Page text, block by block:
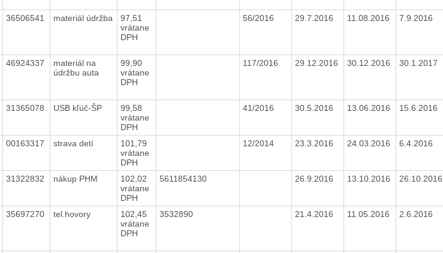
36506541 materiál údržba
97,51
vrátane
DPH
56/2016 29.7.2016 11.08.2016 7.9.2016
46924337
materiál na
údržbu auta
99,90
vrátane
DPH
117/2016 29.12.2016 30.12.2016 30.1.2017
31365078 USB kľúč-ŠP
99,58
vrátane
DPH
41/2016 30.5.2016 13.06.2016 15.6.2016
00163317 strava detí
101,79
vrátane
DPH
12/2014 23.3.2016 24.03.2016 6.4.2016
31322832 nákup PHM
102,02
vrátane
DPH
5611854130 26.9.2016 13.10.2016
35697270 tel.hovory
102,45
vrátane
DPH
3532890 21.4.2016 11.05.2016 2.6.2016